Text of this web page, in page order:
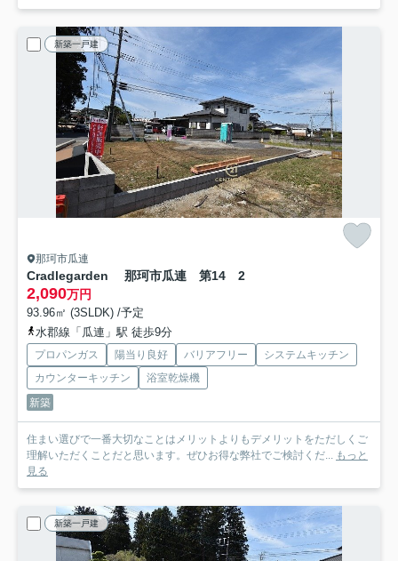
新築一戸建
那珂市瓜連
Cradlegarden 那珂市瓜連 第14 2
2,090万円
93.96㎡ (3SLDK) /予定
水郡線「瓜連」駅 徒歩9分
プロパンガス 陽当り良好 バリアフリー
システムキッチン
カウンターキッチン
浴室乾燥機
新築
住まい選びで一番大切なことはメリットよりもデメリットをただしくご
理解いただくことだと思います。ぜひお得な弊社でご検討くだ... もっと
見る
新築一戸建